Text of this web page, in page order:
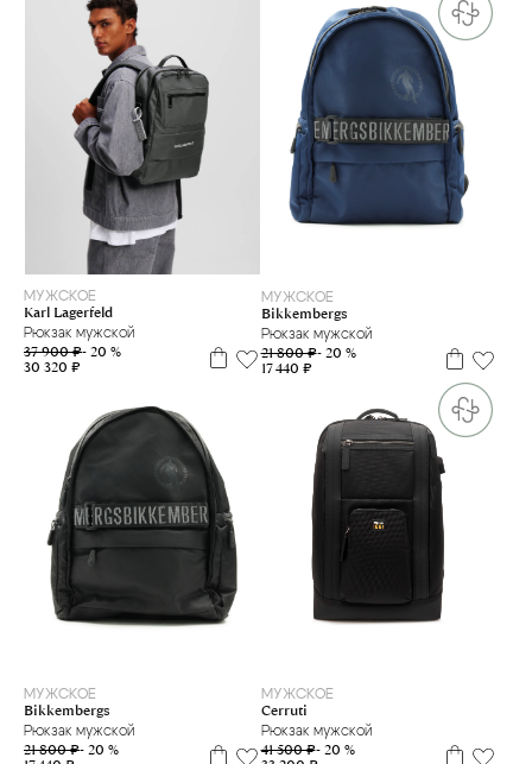
МУЖСКОЕ
Karl Lagerfeld
Рюкзак мужской
37 900 ₽- 20 %
30 320 ₽
МУЖСКОЕ
Bikkembergs
Рюкзак мужской
21 800 ₽- 20 %
17 440 ₽
МУЖСКОЕ
Bikkembergs
Рюкзак мужской
21 800 ₽- 20 %
МУЖСКОЕ
Cerruti
Рюкзак мужской
41 500 ₽- 20 %